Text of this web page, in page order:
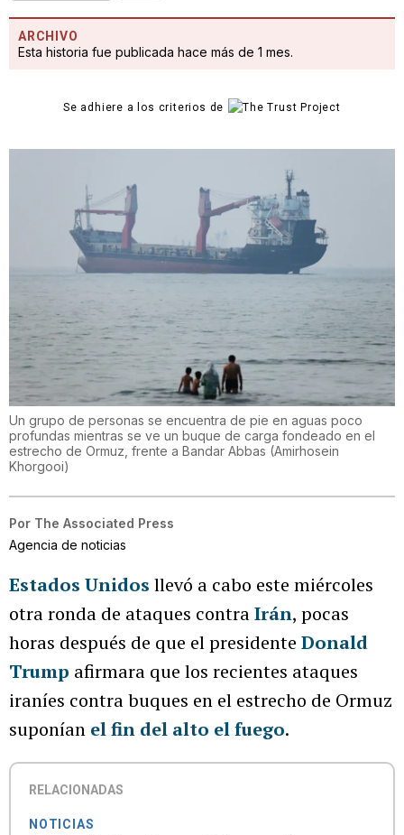
ARCHIVO
Esta historia fue publicada hace más de 1 mes.
Se adhiere a los criterios de
Un grupo de personas se encuentra de pie en aguas poco
profundas mientras se ve un buque de carga fondeado en el
estrecho de Ormuz, frente a Bandar Abbas (Amirhosein
Khorgooi)
Por The Associated Press
Agencia de noticias
Estados Unidos llevó a cabo este miércoles
otra ronda de ataques contraIrán, pocas
horas después de que el presidente Donald
Trump afirmara que los recientes ataques
iraníes contra buques en el estrecho de Ormuz
suponían el fin del alto el fuego.
RELACIONADAS
NOTICIAS